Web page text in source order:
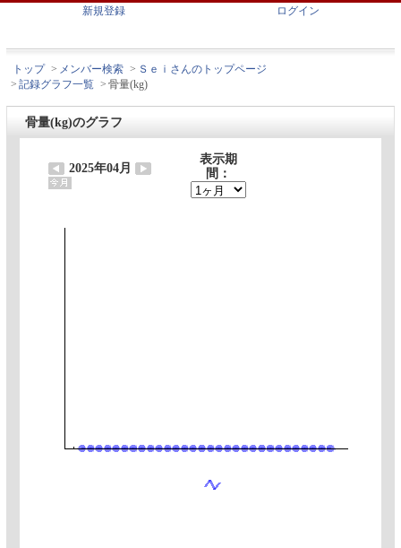
新規登録 ログイン
トップ > メンバー検索 > Ｓｅｉさんのトップページ
> 記録グラフ一覧 > 骨量(kg)
骨量(kg)のグラフ
2025年04月
表示期
間：